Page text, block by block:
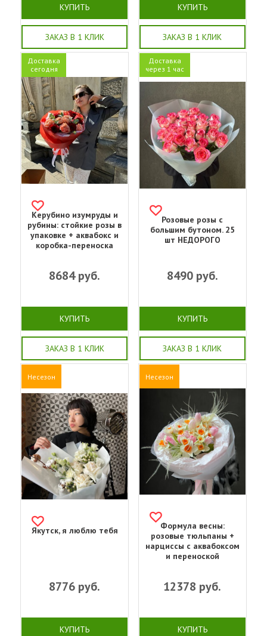
КУПИТЬ
ЗАКАЗ В 1 КЛИК
КУПИТЬ
ЗАКАЗ В 1 КЛИК
Доставка
сегодня
Керубино изумруды и
рубины: стойкие розы в
упаковке + аквабокс и
коробка-переноска
8684руб.
КУПИТЬ
ЗАКАЗ В 1 КЛИК
Доставка
через 1 час
Розовые розы с
большим бутоном. 25
шт НЕДОРОГО
8490руб.
КУПИТЬ
ЗАКАЗ В 1 КЛИК
Несезон
Якутск, я люблю тебя
8776 руб.
КУПИТЬ
Несезон
Формула весны:
розовые тюльпаны +
нарциссы с аквабоксом
и переноской
12378 руб.
КУПИТЬ